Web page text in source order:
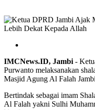
IMCNews.ID, Jambi -
Purwanto melaksanakan
Masjid Agung Al Falah
Bertindak sebagai imam
Al Falah yakni Sulhi